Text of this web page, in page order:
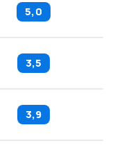
5,0
3,5
3,9